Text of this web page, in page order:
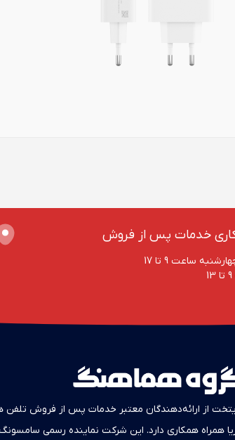
خدمات پس از فروش
ساعت 9 تا 17
از ارائه‌دهندگان معتبر خدمات پس از فروش تلفن
همراه همکاری دارد. این شرکت نماینده رسمی